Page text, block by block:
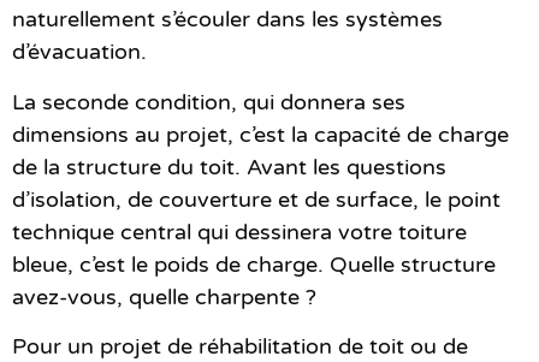
naturellement s’écouler dans les systèmes
d’évacuation.
La seconde condition, qui donnera ses
dimensions au projet, c’est la capacité de charge
de la structure du toit. Avant les questions
d’isolation, de couverture et de surface, le point
technique central qui dessinera votre toiture
bleue, c’est le poids de charge. Quelle structure
avez-vous, quelle charpente ?
Pour un projet de réhabilitation de toit ou de